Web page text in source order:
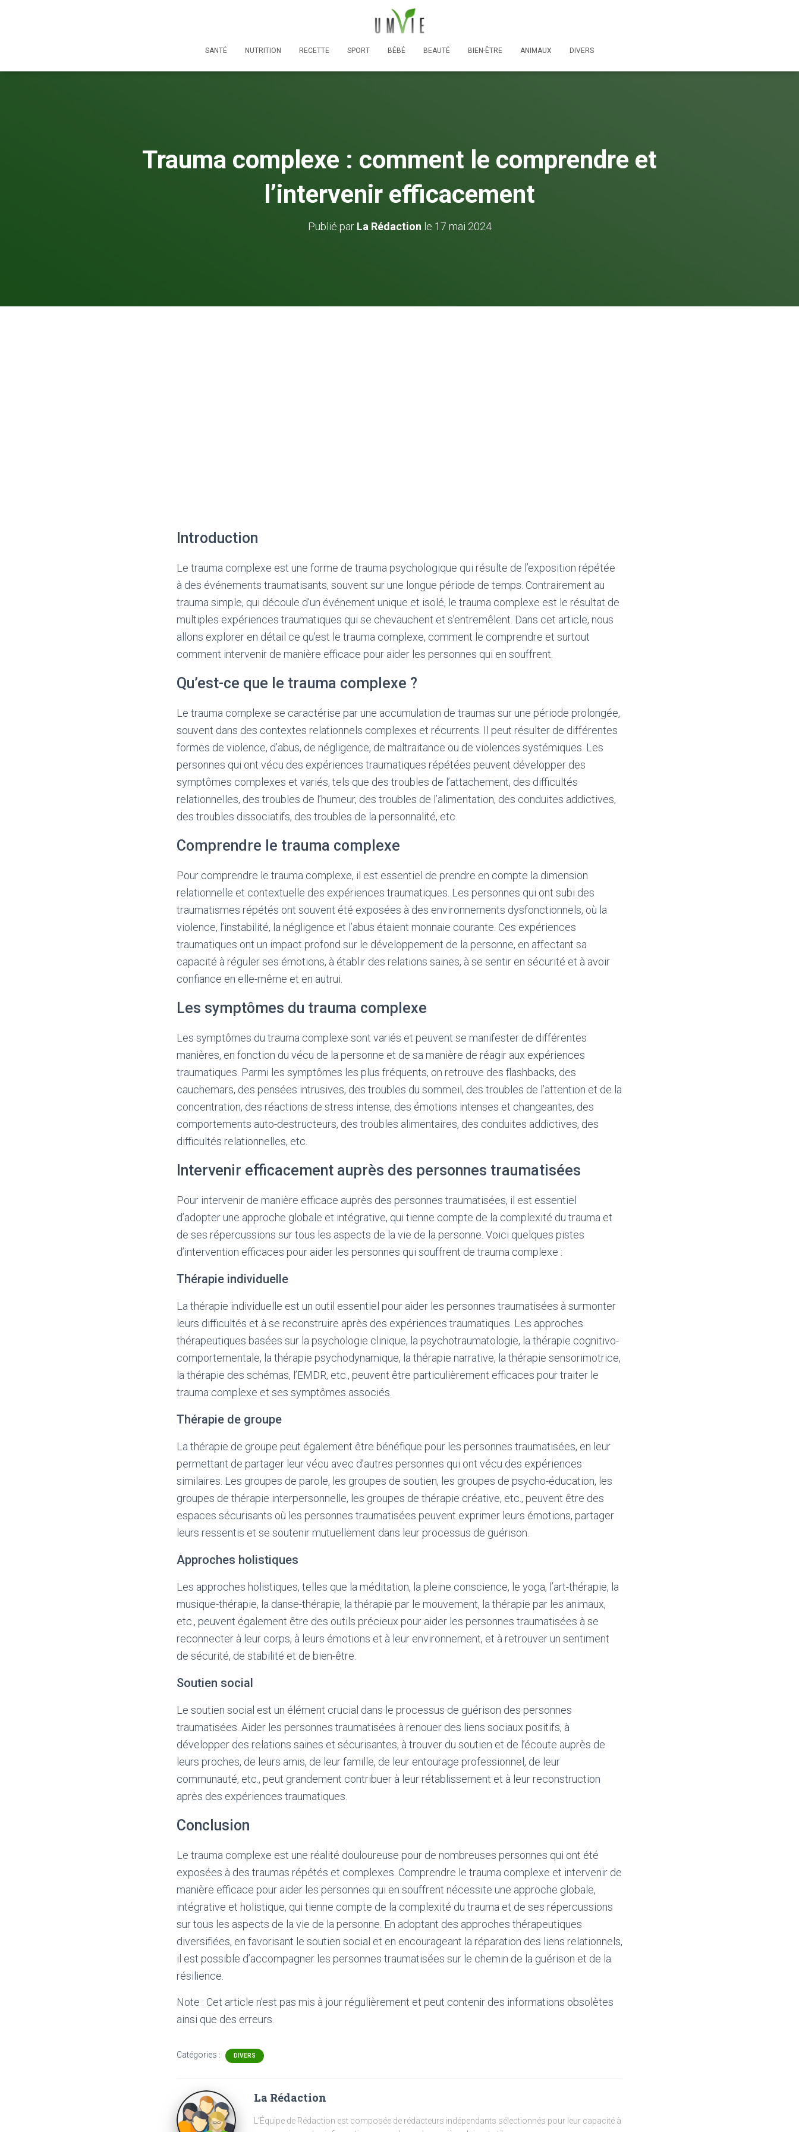
SANTÉ NUTRITION RECETTE SPORT BÉBÉ BEAUTÉ BIEN-ÊTRE ANIMAUX DIVERS
Trauma complexe : comment le comprendre et
l’intervenir efficacement
Publié par La Rédaction le 17 mai 2024
Introduction
Le trauma complexe est une forme de trauma psychologique qui résulte de l’exposition répétée
à des événements traumatisants, souvent sur une longue période de temps. Contrairement au
trauma simple, qui découle d’un événement unique et isolé, le trauma complexe est le résultat de
multiples expériences traumatiques qui se chevauchent et s’entremêlent. Dans cet article, nous
allons explorer en détail ce qu’est le trauma complexe, comment le comprendre et surtout
comment intervenir de manière efficace pour aider les personnes qui en souffrent.
Qu’est-ce que le trauma complexe ?
Le trauma complexe se caractérise par une accumulation de traumas sur une période prolongée,
souvent dans des contextes relationnels complexes et récurrents. Il peut résulter de différentes
formes de violence, d’abus, de négligence, de maltraitance ou de violences systémiques. Les
personnes qui ont vécu des expériences traumatiques répétées peuvent développer des
symptômes complexes et variés, tels que des troubles de l’attachement, des difficultés
relationnelles, des troubles de l’humeur, des troubles de l’alimentation, des conduites addictives,
des troubles dissociatifs, des troubles de la personnalité, etc.
Comprendre le trauma complexe
Pour comprendre le trauma complexe, il est essentiel de prendre en compte la dimension
relationnelle et contextuelle des expériences traumatiques. Les personnes qui ont subi des
traumatismes répétés ont souvent été exposées à des environnements dysfonctionnels, où la
violence, l’instabilité, la négligence et l’abus étaient monnaie courante. Ces expériences
traumatiques ont un impact profond sur le développement de la personne, en affectant sa
capacité à réguler ses émotions, à établir des relations saines, à se sentir en sécurité et à avoir
confiance en elle-même et en autrui.
Les symptômes du trauma complexe
Les symptômes du trauma complexe sont variés et peuvent se manifester de différentes
manières, en fonction du vécu de la personne et de sa manière de réagir aux expériences
traumatiques. Parmi les symptômes les plus fréquents, on retrouve des flashbacks, des
cauchemars, des pensées intrusives, des troubles du sommeil, des troubles de l’attention et de la
concentration, des réactions de stress intense, des émotions intenses et changeantes, des
comportements auto-destructeurs, des troubles alimentaires, des conduites addictives, des
difficultés relationnelles, etc.
Intervenir efficacement auprès des personnes traumatisées
Pour intervenir de manière efficace auprès des personnes traumatisées, il est essentiel
d’adopter une approche globale et intégrative, qui tienne compte de la complexité du trauma et
de ses répercussions sur tous les aspects de la vie de la personne. Voici quelques pistes
d’intervention efficaces pour aider les personnes qui souffrent de trauma complexe :
Thérapie individuelle
La thérapie individuelle est un outil essentiel pour aider les personnes traumatisées à surmonter
leurs difficultés et à se reconstruire après des expériences traumatiques. Les approches
thérapeutiques basées sur la psychologie clinique, la psychotraumatologie, la thérapie cognitivo-
comportementale, la thérapie psychodynamique, la thérapie narrative, la thérapie sensorimotrice,
la thérapie des schémas, l’EMDR, etc., peuvent être particulièrement efficaces pour traiter le
trauma complexe et ses symptômes associés.
Thérapie de groupe
La thérapie de groupe peut également être bénéfique pour les personnes traumatisées, en leur
permettant de partager leur vécu avec d’autres personnes qui ont vécu des expériences
similaires. Les groupes de parole, les groupes de soutien, les groupes de psycho-éducation, les
groupes de thérapie interpersonnelle, les groupes de thérapie créative, etc., peuvent être des
espaces sécurisants où les personnes traumatisées peuvent exprimer leurs émotions, partager
leurs ressentis et se soutenir mutuellement dans leur processus de guérison.
Approches holistiques
Les approches holistiques, telles que la méditation, la pleine conscience, le yoga, l’art-thérapie, la
musique-thérapie, la danse-thérapie, la thérapie par le mouvement, la thérapie par les animaux,
etc., peuvent également être des outils précieux pour aider les personnes traumatisées à se
reconnecter à leur corps, à leurs émotions et à leur environnement, et à retrouver un sentiment
de sécurité, de stabilité et de bien-être.
Soutien social
Le soutien social est un élément crucial dans le processus de guérison des personnes
traumatisées. Aider les personnes traumatisées à renouer des liens sociaux positifs, à
développer des relations saines et sécurisantes, à trouver du soutien et de l’écoute auprès de
leurs proches, de leurs amis, de leur famille, de leur entourage professionnel, de leur
communauté, etc., peut grandement contribuer à leur rétablissement et à leur reconstruction
après des expériences traumatiques.
Conclusion
Le trauma complexe est une réalité douloureuse pour de nombreuses personnes qui ont été
exposées à des traumas répétés et complexes. Comprendre le trauma complexe et intervenir de
manière efficace pour aider les personnes qui en souffrent nécessite une approche globale,
intégrative et holistique, qui tienne compte de la complexité du trauma et de ses répercussions
sur tous les aspects de la vie de la personne. En adoptant des approches thérapeutiques
diversifiées, en favorisant le soutien social et en encourageant la réparation des liens relationnels,
il est possible d’accompagner les personnes traumatisées sur le chemin de la guérison et de la
résilience.
Note : Cet article n'est pas mis à jour régulièrement et peut contenir des informations obsolètes
ainsi que des erreurs.
Catégories : DIVERS
La Rédaction
L'Équipe de Rédaction est composée de rédacteurs indépendants sélectionnés pour leur capacité à